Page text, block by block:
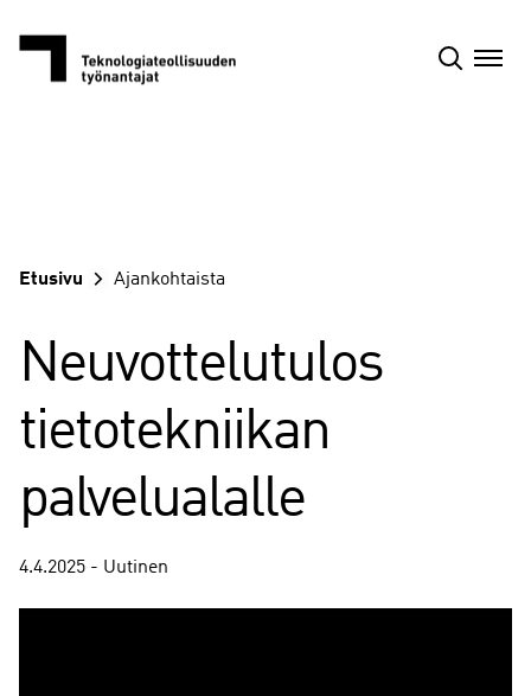
sisältöön
Etusivu Ajankohtaista
Neuvottelutulos
tietotekniikan
palvelualalle
4.4.2025 - Uutinen